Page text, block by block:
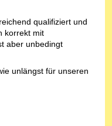
qualifiziert und
korrekt mit
aber unbedingt
unlängst für unseren